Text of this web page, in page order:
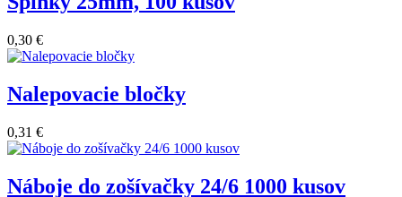
0,30 €
Nalepovacie bločky
0,31 €
Náboje do zošívačky 24/6 1000 kusov